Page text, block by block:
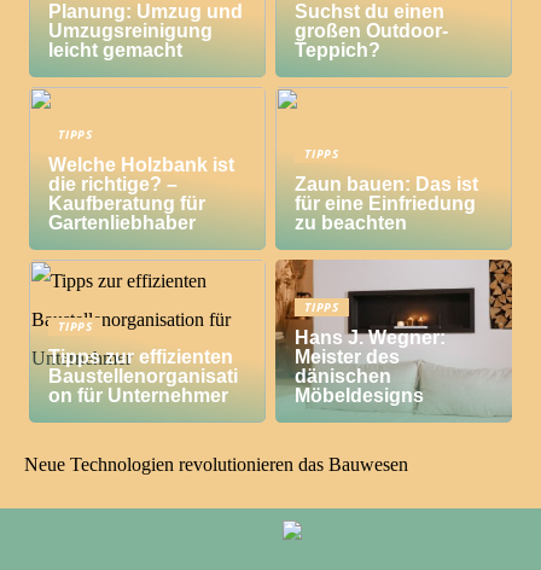
Planung: Umzug und
Umzugsreinigung
leicht gemacht
Suchst du einen
großen Outdoor-
Teppich?
TIPPS
Welche Holzbank ist
die richtige? –
Kaufberatung für
Gartenliebhaber
TIPPS
Zaun bauen: Das ist
für eine Einfriedung
zu beachten
TIPPS
Tipps zur effizienten
Baustellenorganisati
on für Unternehmer
TIPPS
Hans J. Wegner:
Meister des
dänischen
Möbeldesigns
Neue Technologien revolutionieren das Bauwesen